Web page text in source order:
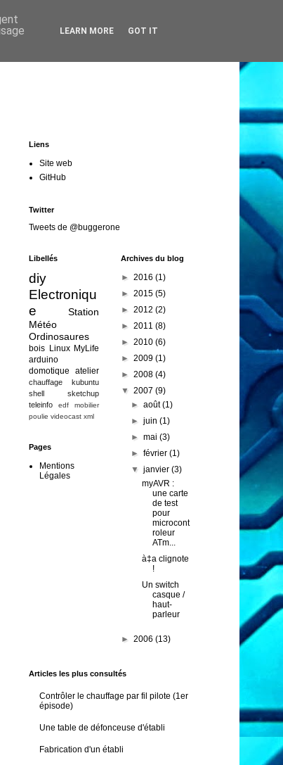
Liens
Site web
GitHub
Twitter
Tweets de @buggerone
Libellés
diy
Electroniqu
e
Station
Météo
Ordinosaures
bois Linux MyLife
arduino
domotique
atelier
chauffage
kubuntu
shell
sketchup
teleinfo
edf
mobilier
poulie videocast xml
Pages
Mentions
Légales
Archives du blog
► 2016 (1)
► 2015 (5)
► 2012 (2)
► 2011 (8)
► 2010 (6)
► 2009 (1)
► 2008 (4)
▼ 2007 (9)
►août(1)
►juin(1)
►mai(3)
►février(1)
▼janvier(3)
myAVR :
une carte
de test
pour
microcont
roleur
ATm...
à‡a clignote
!
Un switch
casque /
haut-
parleur
► 2006 (13)
Articles les plus consultés
Contrôler le chauffage par fil pilote (1er
épisode)
Une table de défonceuse d'établi
Fabrication d'un établi
LEARN MORE GOT IT